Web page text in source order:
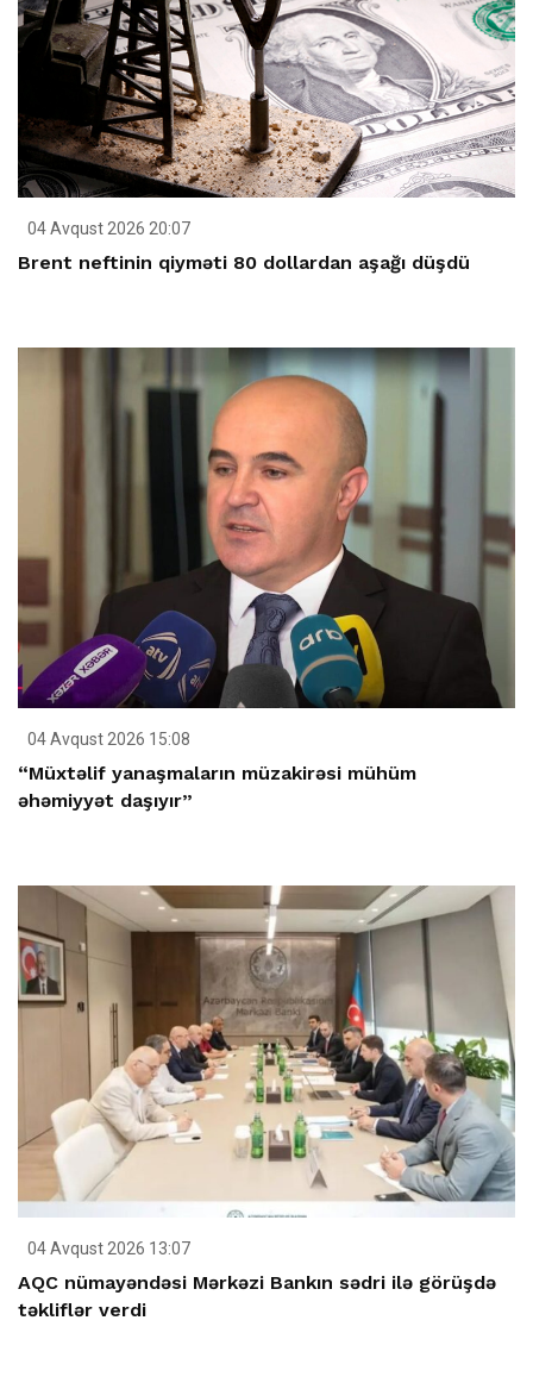
04 Avqust 2026 20:07
Brent neftinin qiyməti 80 dollardan aşağı düşdü
04 Avqust 2026 15:08
“Müxtəlif yanaşmaların müzakirəsi mühüm
əhəmiyyət daşıyır”
04 Avqust 2026 13:07
AQC nümayəndəsi Mərkəzi Bankın sədri ilə görüşdə
təkliflər verdi